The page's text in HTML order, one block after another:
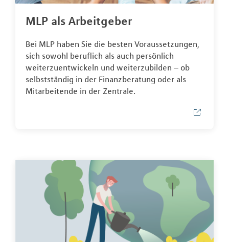
MLP als Arbeitgeber
Bei MLP haben Sie die besten Voraussetzungen,
sich sowohl beruflich als auch persönlich
weiterzuentwickeln und weiterzubilden – ob
selbstständig in der Finanzberatung oder als
Mitarbeitende in der Zentrale.